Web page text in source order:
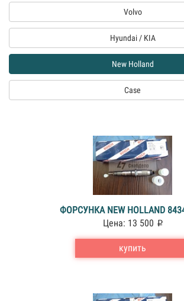
Volvo
Hyundai / KIA
New Holland
Case
ФОРСУНКА NEW HOLLAND
Цена: 13 500
купить